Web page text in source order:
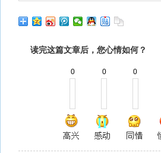
读完这篇文章后，您心情如何？
0 0 0